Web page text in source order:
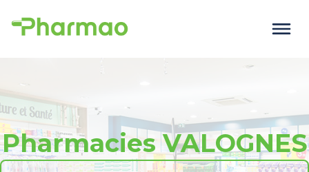
Pharmacies VALOGNES